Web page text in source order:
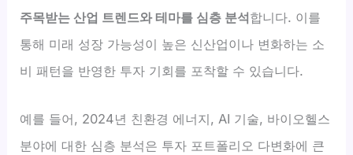
주목받는 산업 트렌드와 테마를 심층 분석합니다. 이를
통해 미래 성장 가능성이 높은 신산업이나 변화하는 소
비 패턴을 반영한 투자 기회를 포착할 수 있습니다.
예를 들어, 2024년 친환경 에너지, AI 기술, 바이오헬스
분야에 대한 심층 분석은 투자 포트폴리오 다변화에 큰